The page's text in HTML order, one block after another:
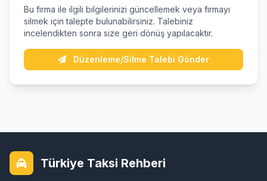
Bu firma ile ilgili bilgilerinizi güncellemek veya firmayı
silmek için talepte bulunabilirsiniz. Talebiniz
incelendikten sonra size geri dönüş yapılacaktır.
Düzenleme/Silme Talebi Gönder
Türkiye Taksi Rehberi